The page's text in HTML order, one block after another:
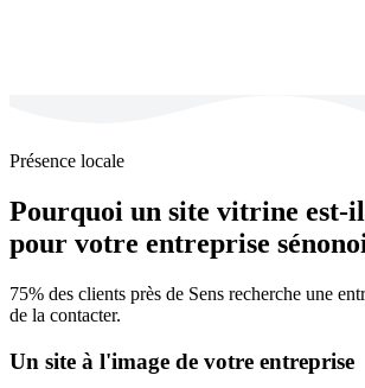
Présence locale
Pourquoi un site vitrine est-
pour votre entreprise
75% des clients près de Sens recherche une
de la contacter.
Un site à l'image de votre entreprise